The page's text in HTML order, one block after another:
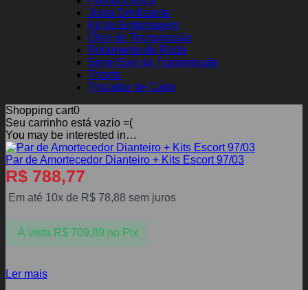
Junta Deslizante
Kit de Embreagem
Óleo de Transmissão
Rolamento de Roda
Semi Eixo da Transmissão
Trizeta
Trocador de Calor
Shopping cart0
Seu carrinho está vazio =(
You may be interested in…
Par de Amortecedor Dianteiro + Kits Escort 97/03
R$ 788,77
Em até 10x de R$ 78,88 sem juros
À vista R$709,89 no Pix
Ler mais